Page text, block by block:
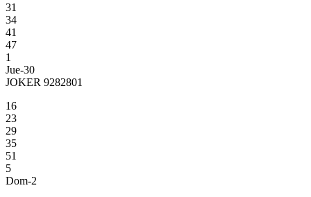
31
34
41
47
1
Jue-30
JOKER 9282801
16
23
29
35
51
5
Dom-2